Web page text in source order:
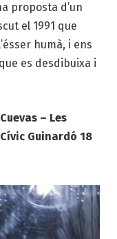
proposta d’un
el 1991 que
humà, i ens
es desdibuixa i
– Les
Guinardó 18